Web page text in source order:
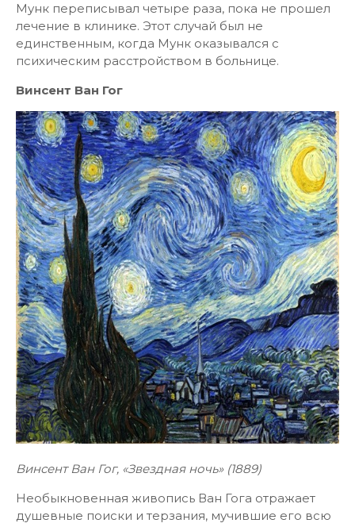
Мунк переписывал четыре раза, пока не прошел
лечение в клинике. Этот случай был не
единственным, когда Мунк оказывался с
психическим расстройством в больнице.
Винсент Ван Гог
Винсент Ван Гог, «Звездная ночь» (1889)
Необыкновенная живопись Ван Гога отражает
душевные поиски и терзания, мучившие его всю